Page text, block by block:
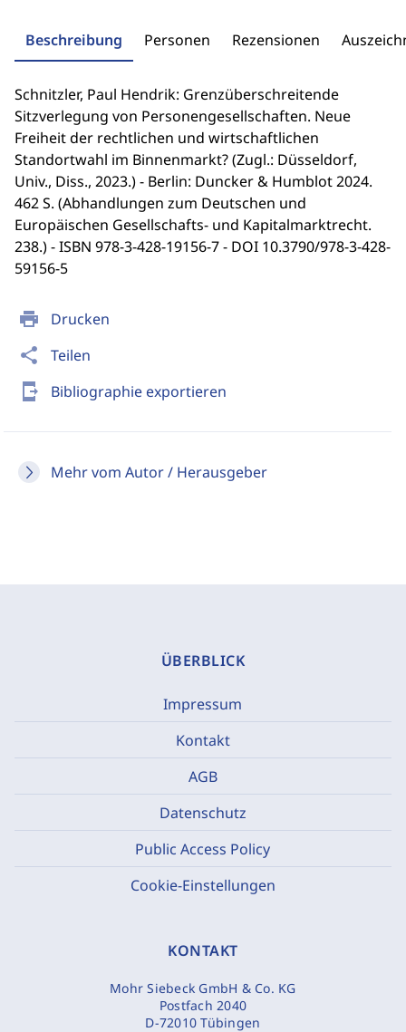
print Drucken
share Teilen
send_to_mobile Bibliographie exportieren
Mehr vom Autor / Herausgeber
Beschreibung Personen Rezensionen
Schnitzler, Paul Hendrik: Grenzüberschreitende
Sitzverlegung von Personengesellschaften. Neue
Freiheit der rechtlichen und wirtschaftlichen
Standortwahl im Binnenmarkt? (Zugl.: Düsseldorf,
Univ., Diss., 2023.) - Berlin: Duncker & Humblot 2024.
462 S. (Abhandlungen zum Deutschen und
Europäischen Gesellschafts- und Kapitalmarktrecht.
238.) - ISBN 978-3-428-19156-7 - DOI 10.3790/978-3-428-
59156-5
ÜBERBLICK
Impressum
Kontakt
AGB
Datenschutz
Public Access Policy
Cookie-Einstellungen
KONTAKT
Mohr Siebeck GmbH & Co. KG
Postfach 2040
D-72010 Tübingen